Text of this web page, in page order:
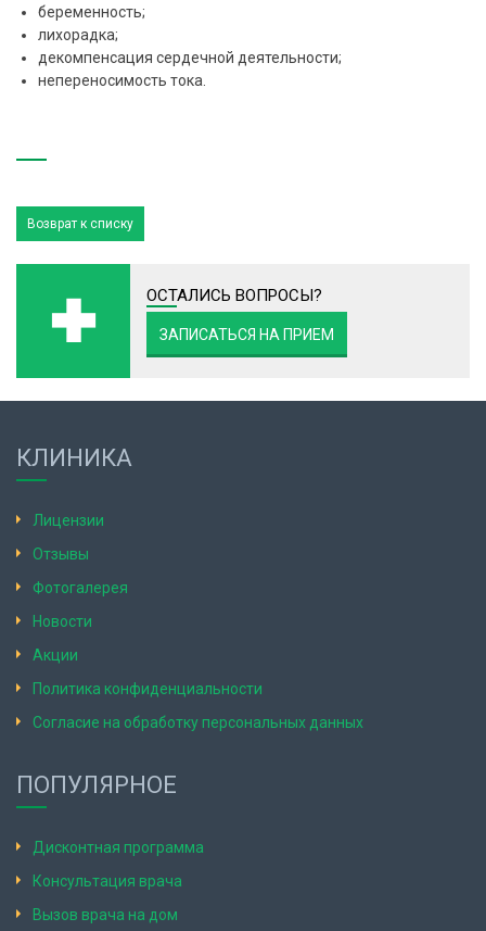
беременность;
лихорадка;
декомпенсация сердечной деятельности;
непереносимость тока.
Возврат к списку
ОСТАЛИСЬ ВОПРОСЫ?
ЗАПИСАТЬСЯ НА ПРИЕМ
КЛИНИКА
Лицензии
Отзывы
Фотогалерея
Новости
Акции
Политика конфиденциальности
Согласие на обработку персональных данных
ПОПУЛЯРНОЕ
Дисконтная программа
Консультация врача
Вызов врача на дом